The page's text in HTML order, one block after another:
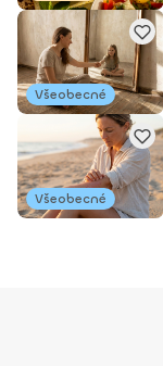
Všeobecné
Všeobecné